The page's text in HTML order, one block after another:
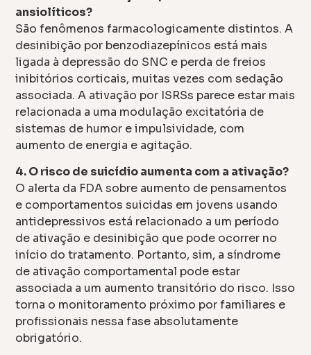
ansiolíticos?
São fenômenos farmacologicamente distintos. A
desinibição por benzodiazepínicos está mais
ligada à depressão do SNC e perda de freios
inibitórios corticais, muitas vezes com sedação
associada. A ativação por ISRSs parece estar mais
relacionada a uma modulação excitatória de
sistemas de humor e impulsividade, com
aumento de energia e agitação.
4. O risco de suicídio aumenta com a ativação?
O alerta da FDA sobre aumento de pensamentos
e comportamentos suicidas em jovens usando
antidepressivos está relacionado a um período
de ativação e desinibição que pode ocorrer no
início do tratamento. Portanto, sim, a síndrome
de ativação comportamental pode estar
associada a um aumento transitório do risco. Isso
torna o monitoramento próximo por familiares e
profissionais nessa fase absolutamente
obrigatório.